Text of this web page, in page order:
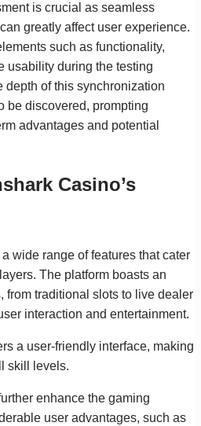
is crucial as seamless
greatly affect user experience.
such as functionality,
usability during the testing
depth of this synchronization
be discovered, prompting
advantages and potential
Casino’s
wide range of features that cater
The platform boasts an
from traditional slots to live dealer
interaction and entertainment.
a user-friendly interface, making
skill levels.
enhance the gaming
user advantages, such as